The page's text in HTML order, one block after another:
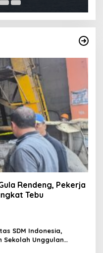
Rendeng, Pekerja
Tebu
SDM Indonesia,
Sekolah Unggulan
Terbaik Dunia